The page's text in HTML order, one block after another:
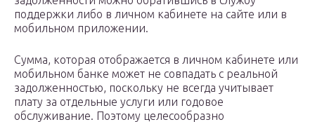
поддержки либо в личном кабинете на сайте или в
мобильном приложении.
Сумма, которая отображается в личном кабинете или
мобильном банке может не совпадать с реальной
задолженностью, поскольку не всегда учитывает
плату за отдельные услуги или годовое
обслуживание. Поэтому целесообразно